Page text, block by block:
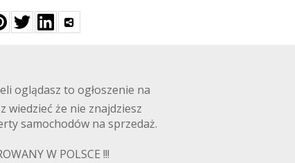
oglądasz to ogłoszenie na
wiedzieć że nie znajdziesz
samochodów na sprzedaż.
W POLSCE !!!